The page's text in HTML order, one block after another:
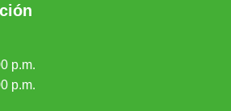
p.m.
p.m.